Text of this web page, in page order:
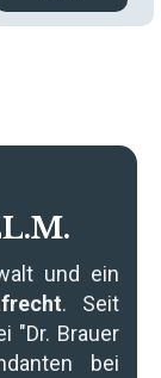
und ein
. Seit
"Dr. Brauer
bei